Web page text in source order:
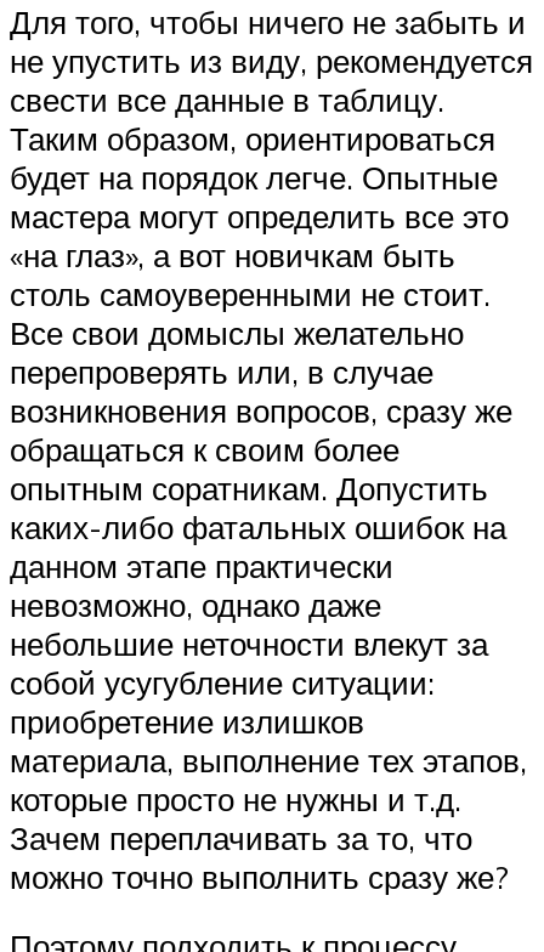
Для того, чтобы ничего не забыть и
не упустить из виду, рекомендуется
свести все данные в таблицу.
Таким образом, ориентироваться
будет на порядок легче. Опытные
мастера могут определить все это
«на глаз», а вот новичкам быть
столь самоуверенными не стоит.
Все свои домыслы желательно
перепроверять или, в случае
возникновения вопросов, сразу же
обращаться к своим более
опытным соратникам. Допустить
каких-либо фатальных ошибок на
данном этапе практически
невозможно, однако даже
небольшие неточности влекут за
собой усугубление ситуации:
приобретение излишков
материала, выполнение тех этапов,
которые просто не нужны и т.д.
Зачем переплачивать за то, что
можно точно выполнить сразу же?